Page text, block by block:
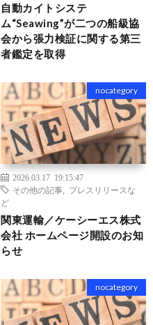
自動カイトシステ
ム“Seawing”が二つの船級協
会から張力検証に関する第三
者鑑定を取得
nocategory
2026.03.17 19:15:47
その他の記事
プレスリリースな
ど
関東運輸／ケーシーエス株式
会社 ホームページ開設のお知
らせ
nocategory